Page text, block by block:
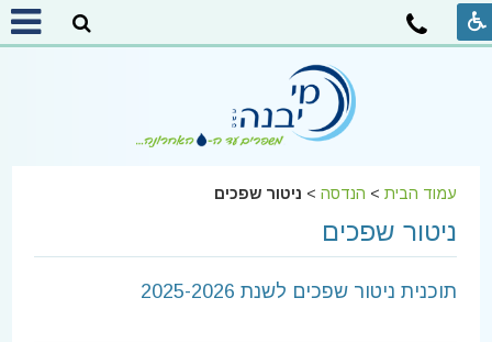
עמוד הבית> הנדסה> ניטור שפכים
ניטור שפכים
תוכנית ניטור שפכים לשנת 2025-2026